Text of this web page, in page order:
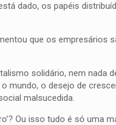
dado, os papéis
que os empresários
solidário, nem
mundo, o desejo de
malsucedida.
Ou isso tudo é só uma